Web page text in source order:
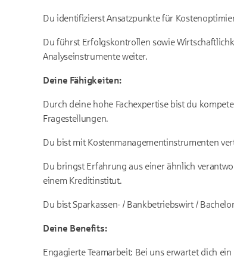
Du identifizierst Ansatzpunkte für
Du führst Erfolgskontrollen sowie
Analyseinstrumente weiter.
Deine Fähigkeiten:
Durch deine hohe Fachexpertise bist du
Fragestellungen.
Du bist mit Kostenmanagementinstrumenten
Du bringst Erfahrung aus einer ähnlich
einem Kreditinstitut.
Du bist Sparkassen- / Bankbetriebswirt /
Deine Benefits:
Engagierte Teamarbeit: Bei uns erwartet dich